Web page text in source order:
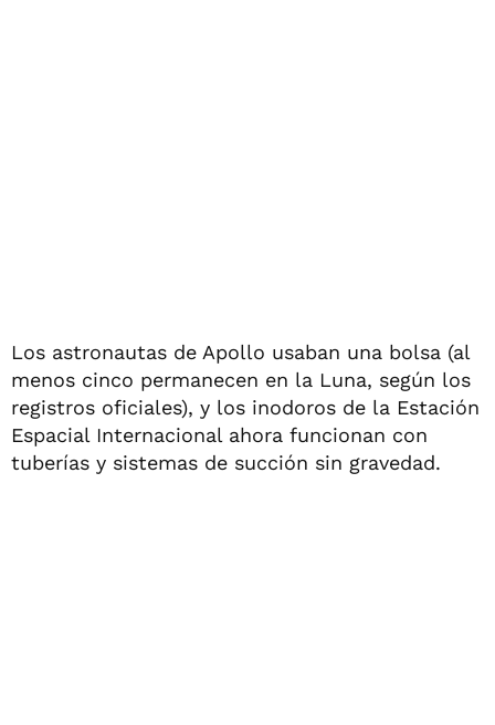
Los astronautas de Apollo usaban una bolsa (al
menos cinco permanecen en la Luna, según los
registros oficiales), y los inodoros de la Estación
Espacial Internacional ahora funcionan con
tuberías y sistemas de succión sin gravedad.